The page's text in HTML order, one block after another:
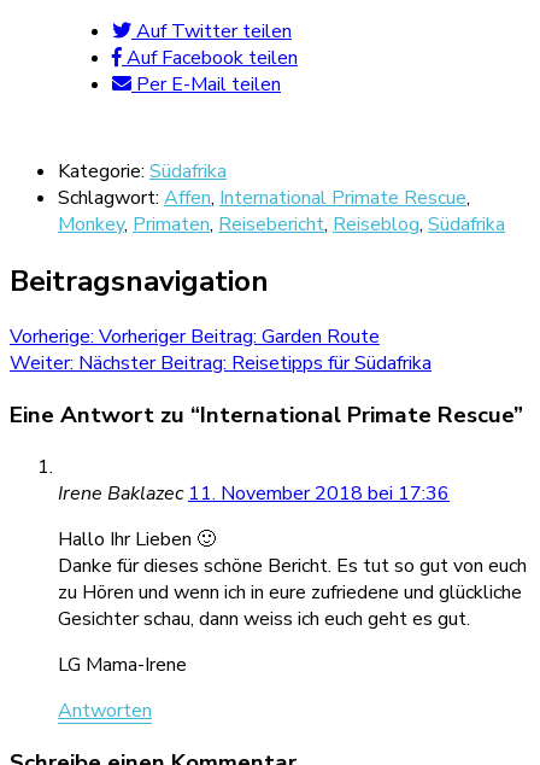
Auf Twitter teilen
Auf Facebook teilen
Per E-Mail teilen
Kategorie: Südafrika
Schlagwort: Affen, International Primate Rescue,
Monkey, Primaten, Reisebericht, Reiseblog, Südafrika
Beitragsnavigation
Vorherige:Vorheriger Beitrag:Garden Route
Weiter:Nächster Beitrag:Reisetipps für Südafrika
Eine Antwort zu “International Primate Rescue”
Irene Baklazec 11. November 2018 bei 17:36
Hallo Ihr Lieben 🙂
Danke für dieses schöne Bericht. Es tut so gut von euch
zu Hören und wenn ich in eure zufriedene und glückliche
Gesichter schau, dann weiss ich euch geht es gut.
LG Mama-Irene
Antworten